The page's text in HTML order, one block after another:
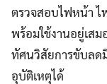
ตรวจสอบไฟหน้า ไ
พร้อมใช้งานอยู่เสม
ทัศนวิสัยการขับลด
อุบัติเหตุได้